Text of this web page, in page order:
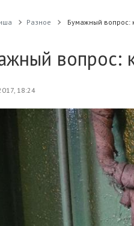
Разное Бумажный вопрос:
вопрос:
18:24